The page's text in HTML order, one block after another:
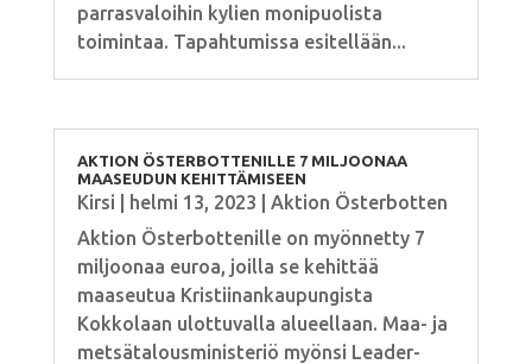
parrasvaloihin kylien monipuolista
toimintaa. Tapahtumissa esitellään...
AKTION ÖSTERBOTTENILLE 7 MILJOONAA
MAASEUDUN KEHITTÄMISEEN
Kirsi helmi 13, 2023
Aktion Österbotten
Aktion Österbottenille on myönnetty 7
miljoonaa euroa, joilla se kehittää
maaseutua Kristiinankaupungista
Kokkolaan ulottuvalla alueellaan. Maa- ja
metsätalousministeriö myönsi Leader-